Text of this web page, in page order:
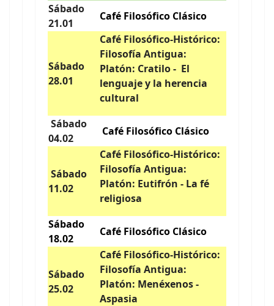
Sábado
21.01
Café Filosófico Clásico
Sábado
28.01
Café Filosófico-Histórico:
Filosofía Antigua:
Platón: Cratilo - El
lenguaje y la herencia
cultural
Sábado
04.02
Café Filosófico Clásico
Sábado
11.02
Café Filosófico-Histórico:
Filosofía Antigua:
Platón: Eutifrón - La fé
religiosa
Sábado
18.02
Café Filosófico Clásico
Sábado
25.02
Café Filosófico-Histórico:
Filosofía Antigua:
Platón: Menéxenos -
Aspasia